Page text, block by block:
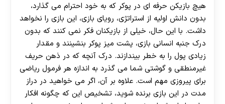
هیچ بازیکن حرفه ای در پوکر که به خود احترام می گذارد،
بدون دانش اولیه از استراتژی، رویای بازی، این بازی را نخواهد
داشت. با این حال، خیلی از بازیکنان فکر نمی کنند که بدون
درک جنبه انسانی بازی، پشت میز پوکر بنشینند و مقدار
زیادی پول را به خطر بیندازند. درک آنچه که در ذهن حریف
غیرمنطقی و گوشتی شما می گذرد به اندازه هر فرمول ریاضی
برای پیروزی مهم است. علاوه بر آن، اگر می‌ خواهید در دراز
مدت در این بازی برنده شوید، تشخیص این که چگونه افکار